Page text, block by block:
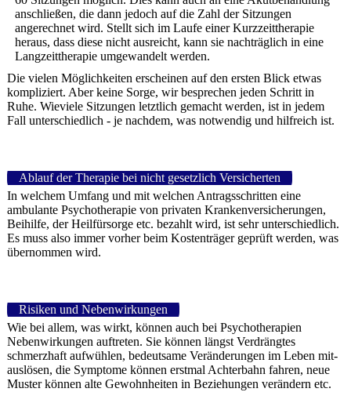
anschließen, die dann jedoch auf die Zahl der Sitzungen
angerechnet wird. Stellt sich im Laufe einer Kurzzeittherapie
heraus, dass diese nicht ausreicht, kann sie nachträglich in eine
Langzeittherapie umgewandelt werden.
Die vielen Möglichkeiten erscheinen auf den ersten Blick etwas
kompliziert. Aber keine Sorge, wir besprechen jeden Schritt in
Ruhe. Wieviele Sitzungen letztlich gemacht werden, ist in jedem
Fall unterschiedlich - je nachdem, was notwendig und hilfreich ist.
Ablauf der Therapie bei nicht gesetzlich Versicherten
In welchem Umfang und mit welchen Antragsschritten eine
ambulante Psychotherapie von privaten Krankenversicherungen,
Beihilfe, der Heilfürsorge etc. bezahlt wird, ist sehr unterschiedlich.
Es muss also immer vorher beim Kostenträger geprüft werden, was
übernommen wird.
Risiken und Nebenwirkungen
Wie bei allem, was wirkt, können auch bei Psychotherapien
Nebenwirkungen auftreten. Sie können längst Verdrängtes
schmerzhaft aufwühlen, bedeutsame Veränderungen im Leben mit-
aus­lösen, die Symptome können erstmal Achterbahn fahren, neue
Muster können alte Gewohnheiten in Beziehungen verändern etc.